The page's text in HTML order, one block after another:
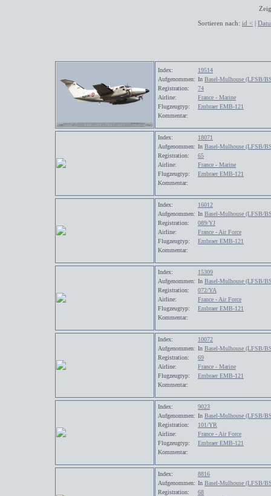
Sortieren nach: id < |
Index:
19514
Aufgenommen: In Basel-Mulhouse (LFSB/
Registration:
74
Airline:
France - Marine
Flugzeugtyp:
Embraer EMB-121
Kommentar:
Index:
18071
Aufgenommen: In Basel-Mulhouse (LFSB/
Registration:
65
Airline:
France - Marine
Flugzeugtyp:
Embraer EMB-121
Kommentar:
Index:
16012
Aufgenommen: In Basel-Mulhouse (LFSB/
Registration:
089/YJ
Airline:
France - Air Force
Flugzeugtyp:
Embraer EMB-121
Kommentar:
Index:
15309
Aufgenommen: In Basel-Mulhouse (LFSB/
Registration:
072/YA
Airline:
France - Air Force
Flugzeugtyp:
Embraer EMB-121
Kommentar:
Index:
10072
Aufgenommen: In Basel-Mulhouse (LFSB/
Registration:
69
Airline:
France - Marine
Flugzeugtyp:
Embraer EMB-121
Kommentar:
Index:
9023
Aufgenommen: In Basel-Mulhouse (LFSB/
Registration:
101/YR
Airline:
France - Air Force
Flugzeugtyp:
Embraer EMB-121
Kommentar:
Index:
8816
Aufgenommen: In Basel-Mulhouse (LFSB/
Registration:
68